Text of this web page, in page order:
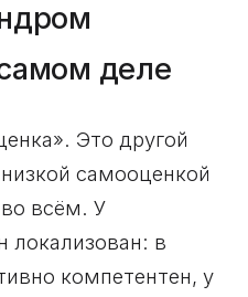
деле
Это другой
самооценкой
всём. У
локализован: в
компетентен, у